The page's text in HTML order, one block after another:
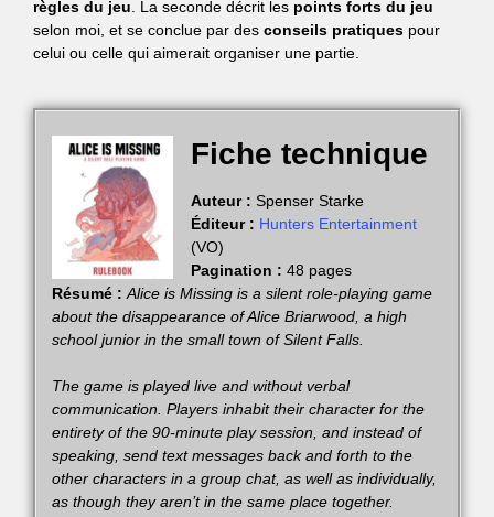
règles du jeu . La seconde décrit les points forts du jeu
selon moi, et se conclue par des conseils pratiques pour
celui ou celle qui aimerait organiser une partie.
Fiche technique
Auteur : Spenser Starke
Éditeur : Hunters Entertainment
(VO)
Pagination : 48 pages
Résumé : Alice is Missing is a silent role-playing game
about the disappearance of Alice Briarwood, a high
school junior in the small town of Silent Falls.
The game is played live and without verbal
communication. Players inhabit their character for the
entirety of the 90-minute play session, and instead of
speaking, send text messages back and forth to the
other characters in a group chat, as well as individually,
as though they aren’t in the same place together.